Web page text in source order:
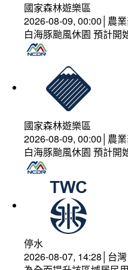
國家森林遊樂區
2026-08-09, 00:00│農
白海豚颱風休園 預計
國家森林遊樂區
2026-08-09, 00:00│農
白海豚颱風休園 預計
停水
2026-08-07, 14:28│台